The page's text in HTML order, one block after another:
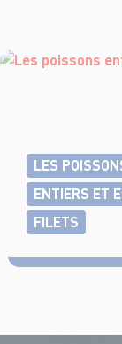
LES
ENTIERS ET
FILETS